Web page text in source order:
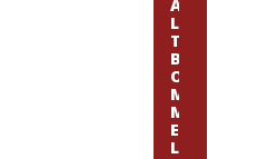
A
L
T
B
O
M
M
E
L